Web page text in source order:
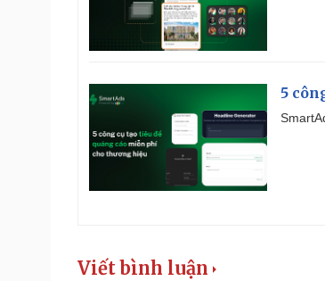
5
Viết bình luận